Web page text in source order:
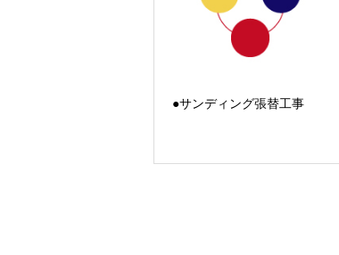
●サンディング張替工事